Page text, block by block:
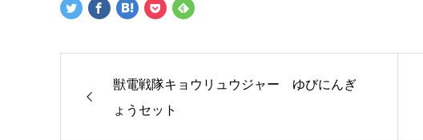
獣電戦隊キョウリュウジャー ゆびにんぎ
ょうセット